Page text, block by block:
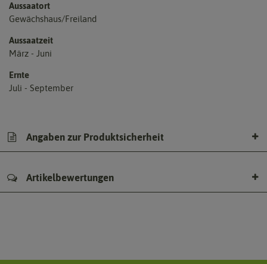
Aussaatort
Gewächshaus/Freiland
Aussaatzeit
März - Juni
Ernte
Juli - September
Angaben zur Produktsicherheit
Artikelbewertungen